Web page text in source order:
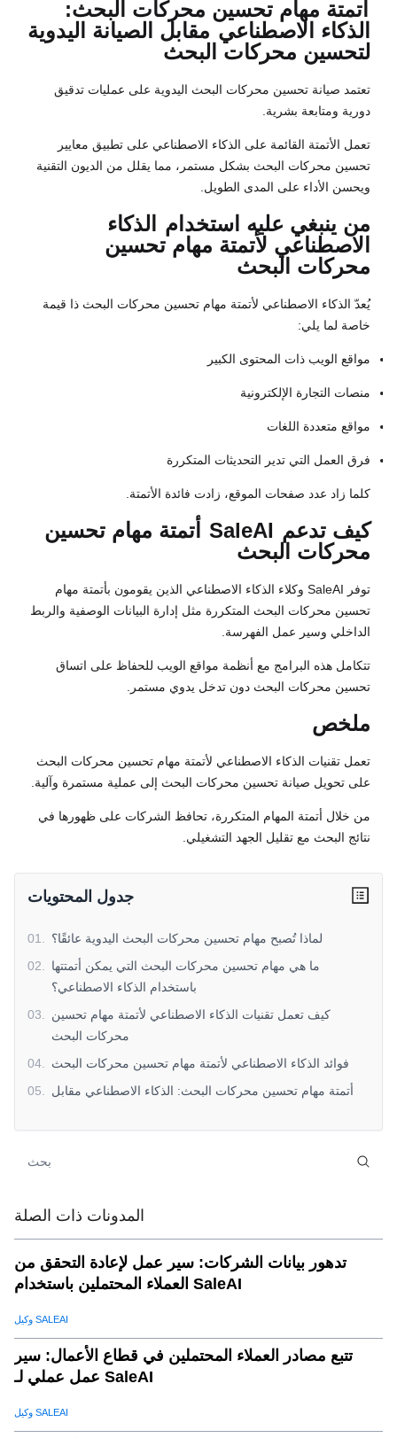
أتمتة مهام تحسين محركات البحث:
الذكاء الاصطناعي مقابل الصيانة اليدوية
لتحسين محركات البحث
تعتمد صيانة تحسين محركات البحث اليدوية على عمليات تدقيق
دورية ومتابعة بشرية.
تعمل الأتمتة القائمة على الذكاء الاصطناعي على تطبيق معايير
تحسين محركات البحث بشكل مستمر، مما يقلل من الديون التقنية
ويحسن الأداء على المدى الطويل.
من ينبغي عليه استخدام
الذكاء
الاصطناعي لأتمتة مهام تحسين
محركات البحث
يُعدّ الذكاء الاصطناعي لأتمتة مهام تحسين محركات البحث ذا قيمة
خاصة لما يلي:
مواقع الويب ذات المحتوى الكبير
منصات التجارة الإلكترونية
مواقع متعددة اللغات
فرق العمل التي تدير التحديثات المتكررة
كلما زاد عدد صفحات الموقع، زادت فائدة الأتمتة.
كيف تدعم SaleAI أتمتة مهام تحسين
محركات البحث
توفر SaleAI وكلاء الذكاء الاصطناعي الذين يقومون بأتمتة مهام
تحسين محركات البحث المتكررة مثل إدارة البيانات الوصفية والربط
الداخلي وسير عمل الفهرسة.
تتكامل هذه البرامج مع أنظمة مواقع الويب للحفاظ على اتساق
تحسين محركات البحث دون تدخل يدوي مستمر.
ملخص
تعمل تقنيات الذكاء الاصطناعي لأتمتة مهام تحسين محركات البحث
على تحويل صيانة تحسين محركات البحث إلى عملية مستمرة وآلية.
من خلال أتمتة المهام المتكررة، تحافظ الشركات على ظهورها في
نتائج البحث مع تقليل الجهد التشغيلي.
جدول المحتويات
01
لماذا تُصبح مهام تحسين محركات البحث اليدوية عائقًا؟
02
ما هي مهام تحسين محركات البحث التي يمكن أتمتتها
باستخدام الذكاء الاصطناعي؟
03
كيف تعمل تقنيات الذكاء الاصطناعي لأتمتة مهام تحسين
محركات البحث
04
فوائد الذكاء الاصطناعي لأتمتة مهام تحسين محركات البحث
05
أتمتة مهام تحسين محركات البحث: الذكاء الاصطناعي مقابل
08 . ملخص
المدونات ذات الصلة
تدهور بيانات الشركات: سير عمل لإعادة التحقق من
العملاء المحتملين باستخدام SaleAI
وكيل SALEAI
تتبع مصادر العملاء المحتملين في قطاع الأعمال: سير
عمل عملي لـ SaleAI
وكيل SALEAI